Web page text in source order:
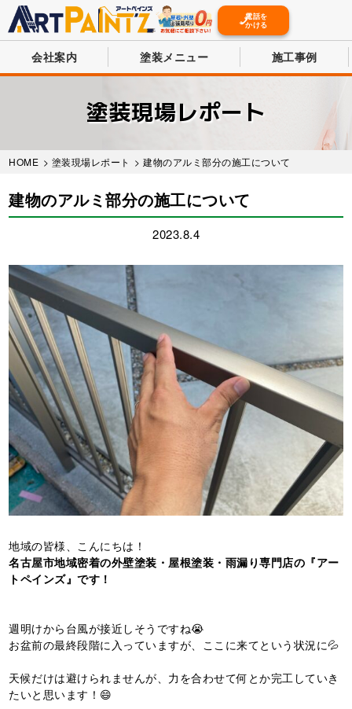
電話を
かける
会社案内 塗装メニュー 施工事例
塗装現場レポート
HOME > 塗装現場レポート > 建物のアルミ部分の施工について
建物のアルミ部分の施工について
2023.8.4
地域の皆様、こんにちは！
名古屋市地域密着の外壁塗装・屋根塗装・雨漏り専門店の『アー
トペインズ』です！
週明けから台風が接近しそうですね😭
お盆前の最終段階に入っていますが、ここに来てという状況に💦
天候だけは避けられませんが、力を合わせて何とか完工していき
たいと思います！😄